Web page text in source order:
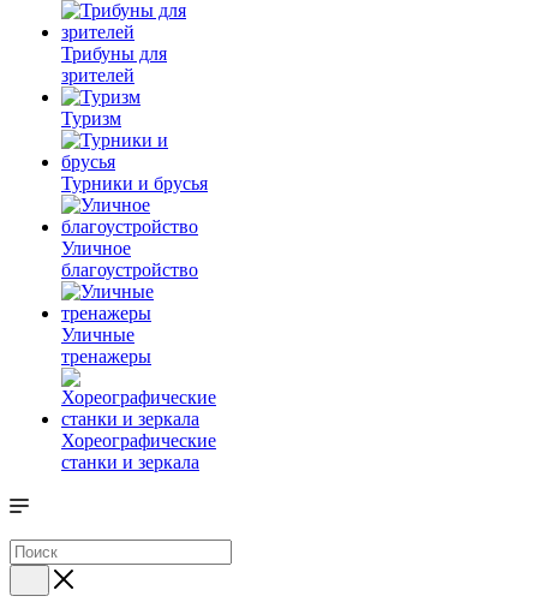
Трибуны для
зрителей
Туризм
Турники и брусья
Уличное
благоустройство
Уличные
тренажеры
Хореографические
станки и зеркала